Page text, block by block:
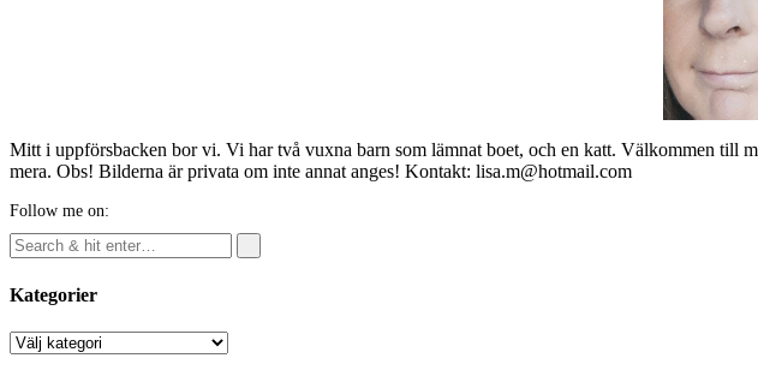
Mitt i uppförsbacken bor vi. Vi har två vuxna barn som lämnat boet, och en katt. Välkommen till
mera. Obs! Bilderna är privata om inte annat anges! Kontakt: lisa.m@hotmail.com
Follow me on:
Kategorier
Kategorier